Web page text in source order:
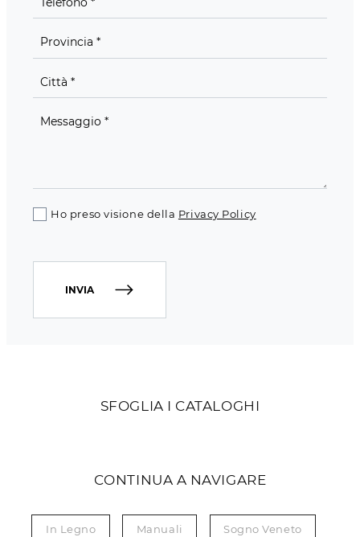
SFOGLIA I CATALOGHI
CONTINUA A NAVIGARE
In Legno Manuali Sogno Veneto
Ho preso visione della Privacy Policy
INVIA